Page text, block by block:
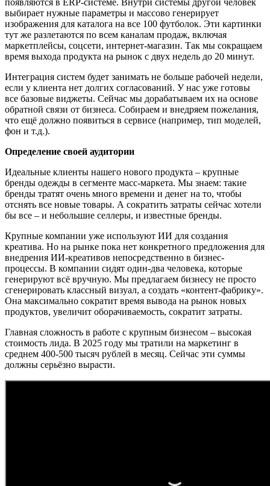
появляются в ERP-системе. Внутри системы другой человек
выбирает нужные параметры и массово генерирует
изображения для каталога на все 100 футболок. Эти картинки
тут же разлетаются по всем каналам продаж, включая
маркетплейсы, соцсети, интернет-магазин. Так мы сокращаем
время выхода продукта на рынок с двух недель до 20 минут.
Интеграция систем будет занимать не больше рабочей недели,
если у клиента нет долгих согласований. У нас уже готовы
все базовые виджеты. Сейчас мы дорабатываем их на основе
обратной связи от бизнеса. Собираем и внедряем пожелания,
что ещё должно появиться в сервисе (например, тип моделей,
фон и т.д.).
Определение своей аудитории
Идеальные клиенты нашего нового продукта – крупные
бренды одежды в сегменте масс-маркета. Мы знаем: такие
бренды тратят очень много времени и денег на то, чтобы
отснять все новые товары. А сократить затраты сейчас хотели
бы все – и небольшие селлеры, и известные бренды.
Крупные компании уже используют ИИ для создания
креатива. Но на рынке пока нет конкретного предложения для
внедрения ИИ-креативов непосредственно в бизнес-
процессы. В компании сидят один-два человека, которые
генерируют всё вручную. Мы предлагаем бизнесу не просто
сгенерировать классный визуал, а создать «контент-фабрику».
Она максимально сократит время вывода на рынок новых
продуктов, увеличит оборачиваемость, сократит затраты.
Главная сложность в работе с крупным бизнесом – высокая
стоимость лида. В 2025 году мы тратили на маркетинг в
среднем 400-500 тысяч рублей в месяц. Сейчас эти суммы
должны серьёзно вырасти.